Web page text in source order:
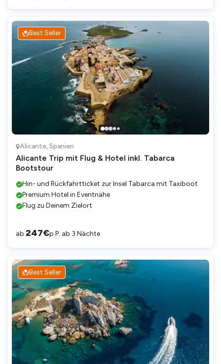
Best Seller
Alicante,Spanien
Alicante Trip mit Flug & Hotel inkl. Tabarca
Bootstour
Hin- und Rückfahrtticket zur Insel Tabarca mit Taxiboot
Premium Hotel in Eventnähe
Flug zu Deinem Zielort
ab 247€p.P. ab 3 Nächte
Best Seller